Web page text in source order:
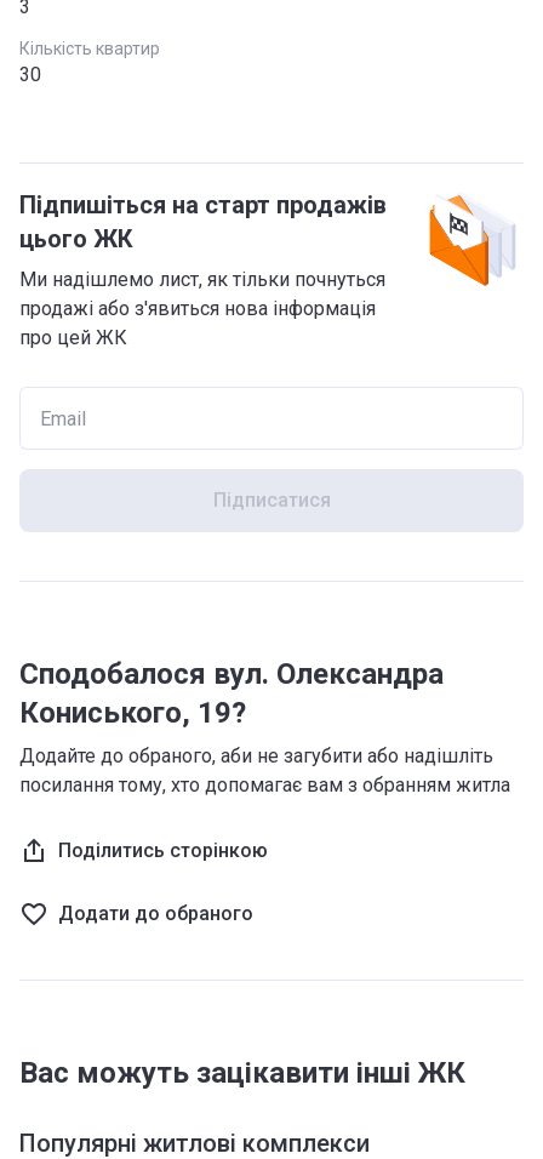
3
Кількість квартир
30
Підпишіться на старт продажів
цього ЖК
Ми надішлемо лист, як тільки почнуться
продажі або з'явиться нова інформація
про цей ЖК
Підписатися
Сподобалося вул. Олександра
Кониського, 19?
Додайте до обраного, аби не загубити або надішліть
посилання тому, хто допомагає вам з обранням житла
Поділитись сторінкою
Додати до обраного
Вас можуть зацікавити інші ЖК
Популярні житлові комплекси